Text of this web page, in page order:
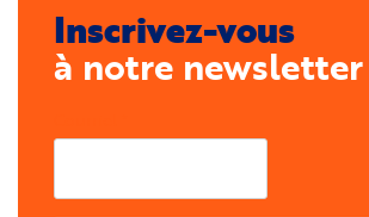
Inscrivez-vous
à notre newsletter